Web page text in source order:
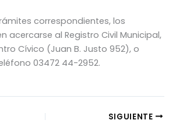
correspondientes, los
acercarse al Registro Civil Municipal,
Cívico (Juan B. Justo 952), o
03472 44-2952.
SIGUIENTE